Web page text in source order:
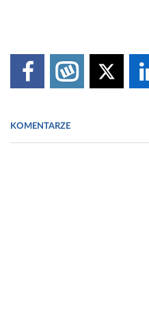
KOMENTARZE